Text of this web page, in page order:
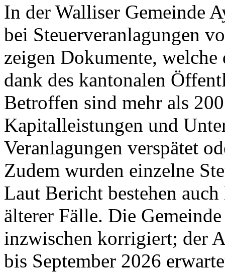
In der Walliser Gemeinde
bei Steuerveranlagungen
zeigen Dokumente,
dank des kantonalen
Betroffen sind mehr als
Kapitalleistungen und
Veranlagungen verspätet
Zudem wurden einzelne
Laut Bericht bestehen
älterer Fälle. Die
inzwischen korrigiert; der
bis September 2026